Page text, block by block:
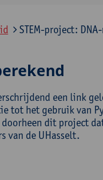
STEM-project:
een link
tot het gebruik van
doorheen dit project
van de UHasselt.